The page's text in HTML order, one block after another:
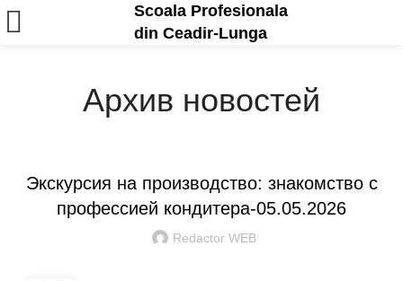
Scoala Profesionala
din Ceadir-Lunga
Архив новостей
Экскурсия на производство: знакомство с
профессией кондитера-05.05.2026
Redactor WEB